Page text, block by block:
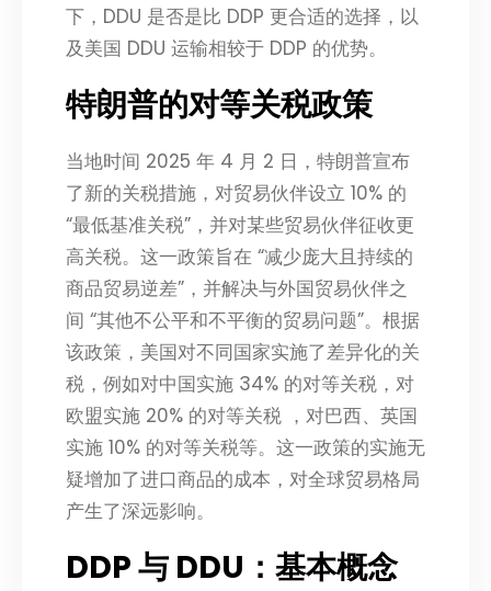
下，DDU 是否是比 DDP 更合适的选择，以
及美国 DDU 运输相较于 DDP 的优势。​
特朗普的对等关税政策​
当地时间 2025 年 4 月 2 日，特朗普宣布
了新的关税措施，对贸易伙伴设立 10% 的
“最低基准关税”，并对某些贸易伙伴征收更
高关税。这一政策旨在 “减少庞大且持续的
商品贸易逆差”，并解决与外国贸易伙伴之
间 “其他不公平和不平衡的贸易问题”。根据
该政策，美国对不同国家实施了差异化的关
税，例如对中国实施 34% 的对等关税，对
欧盟实施 20% 的对等关税 ，对巴西、英国
实施 10% 的对等关税等。这一政策的实施无
疑增加了进口商品的成本，对全球贸易格局
产生了深远影响。​
DDP 与 DDU：基本概念​